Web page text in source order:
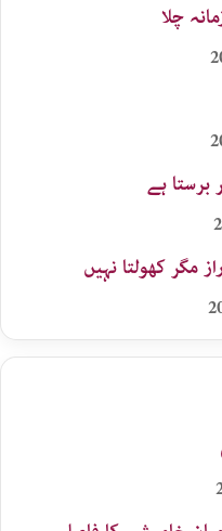
چلا
برستا ہے
مگر کھولتا نہیں